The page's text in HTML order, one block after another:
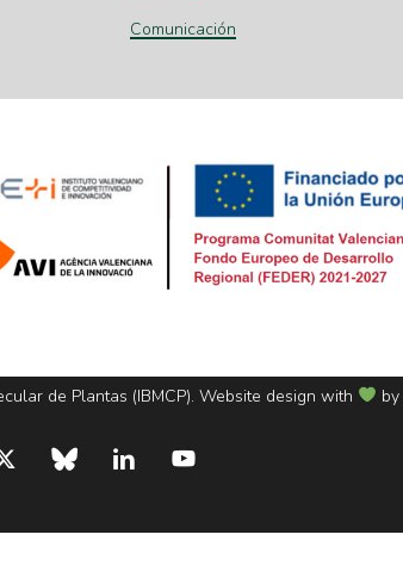
Comunicación
de Plantas (IBMCP). Website design with by
bluesky linkedin youtube